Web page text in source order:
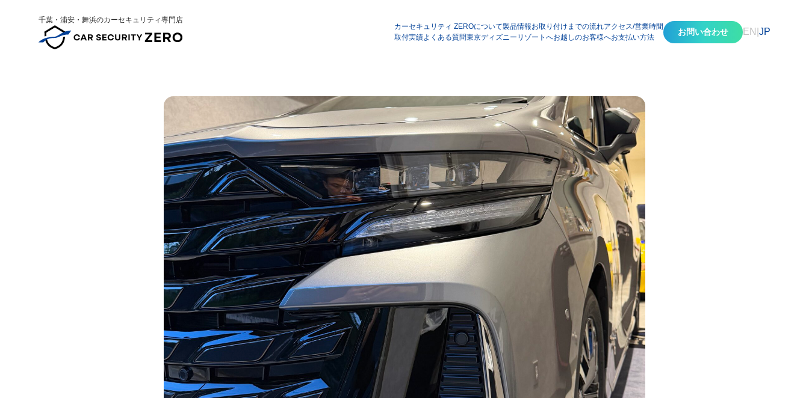
千葉・浦安・舞浜のカーセキュリティ専門店
カーセキュリティ ZEROについて製品情報お取り付けまでの流れアクセス/営業時間
取付実績よくある質問東京ディズニーリゾートへお越しのお客様へお支払い方法
お問い合わせ EN JP